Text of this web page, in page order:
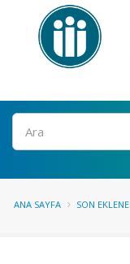
Ara
ANA SAYFA SON